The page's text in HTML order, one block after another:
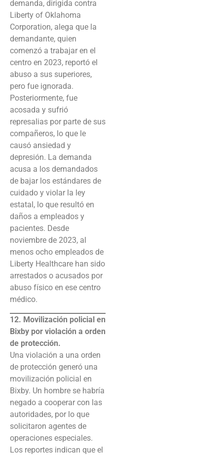
demanda, dirigida contra
Liberty of Oklahoma
Corporation, alega que la
demandante, quien
comenzó a trabajar en el
centro en 2023, reportó el
abuso a sus superiores,
pero fue ignorada.
Posteriormente, fue
acosada y sufrió
represalias por parte de sus
compañeros, lo que le
causó ansiedad y
depresión. La demanda
acusa a los demandados
de bajar los estándares de
cuidado y violar la ley
estatal, lo que resultó en
daños a empleados y
pacientes. Desde
noviembre de 2023, al
menos ocho empleados de
Liberty Healthcare han sido
arrestados o acusados por
abuso físico en ese centro
médico.
12. Movilización policial en
Bixby por violación a orden
de protección.
Una violación a una orden
de protección generó una
movilización policial en
Bixby. Un hombre se habría
negado a cooperar con las
autoridades, por lo que
solicitaron agentes de
operaciones especiales.
Los reportes indican que el